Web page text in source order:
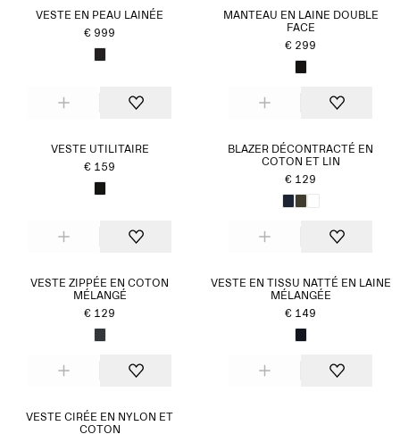
VESTE EN PEAU LAINÉE
€ 999
MANTEAU EN LAINE DOUBLE
FACE
€ 299
VESTE UTILITAIRE
€ 159
BLAZER DÉCONTRACTÉ EN
COTON ET LIN
€ 129
VESTE ZIPPÉE EN COTON
MÉLANGÉ
€ 129
VESTE EN TISSU NATTÉ EN LAINE
MÉLANGÉE
€ 149
VESTE CIRÉE EN NYLON ET
COTON